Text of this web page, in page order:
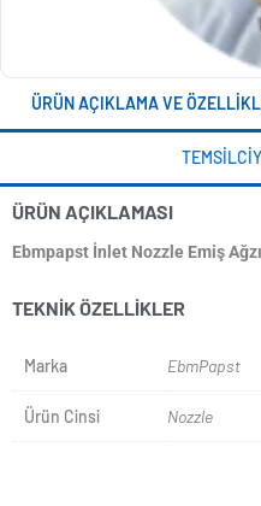
ÜRÜN AÇIKLAMA VE
ÜRÜN AÇIKLAMASI
Ebmpapst İnlet Nozzle Emiş
TEKNIK ÖZELLIKLER
Marka EbmPapst
Ürün Cinsi Nozzle